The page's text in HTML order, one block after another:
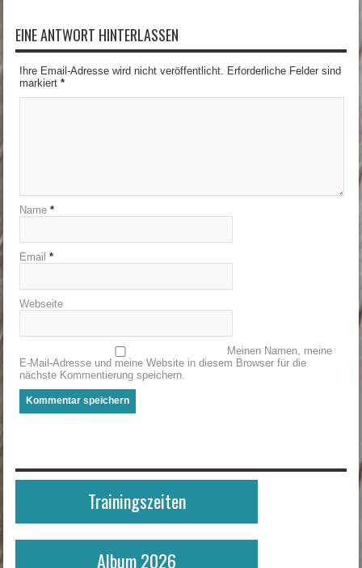
EINE ANTWORT HINTERLASSEN
Ihre Email-Adresse wird nicht veröffentlicht. Erforderliche Felder sind
markiert *
Name *
Email *
Webseite
Meinen Namen, meine
E-Mail-Adresse und meine Website in diesem Browser für die
nächste Kommentierung speichern.
Trainingszeiten
Album 2026